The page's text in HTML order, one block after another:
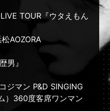
TOUR『ウタえもん
AOZORA
男』
ジマン P&D SINGING
）360度客席ワンマン